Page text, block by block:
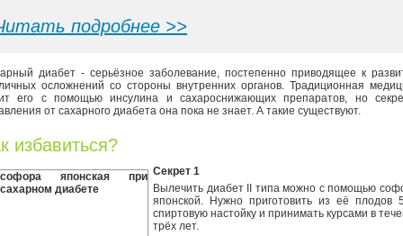
подробнее >>
диабет - серьёзное заболевание, постепенно приводящее к
осложнений со стороны внутренних органов. Традиционная
его с помощью инсулина и сахароснижающих препаратов, но
от сахарного диабета она пока не знает. А такие существуют.
избавиться?
Секрет 1
Вылечить диабет II типа можно с помощью
японской. Нужно приготовить из её плодов
спиртовую настойку и принимать курсами в
трёх лет.